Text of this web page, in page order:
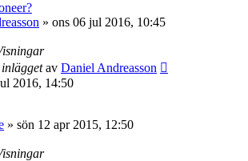
» ons 06 jul 2016, 10:45
inläggetav Daniel Andreasson
2016, 14:50
» sön 12 apr 2015, 12:50